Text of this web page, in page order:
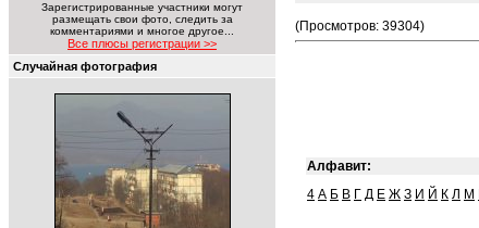
Зарегистрированные участники могут
размещать свои фото, следить за
комментариями и многое другое...
Все плюсы регистрации >>
Случайная фотография
(Просмотров: 39304)
Алфавит:
4 А Б В Г Д Е Ж З И Й К Л М